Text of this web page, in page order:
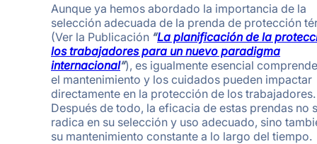
Aunque ya hemos abordado la importancia de la
selección adecuada de la prenda de protección
(Ver la Publicación “La planificación de la
los trabajadores para un nuevo paradigma
internacional“), es igualmente esencial
el mantenimiento y los cuidados pueden impactar
directamente en la protección de los trabajadores.
Después de todo, la eficacia de estas prendas no
radica en su selección y uso adecuado, sino
su mantenimiento constante a lo largo del tiempo.